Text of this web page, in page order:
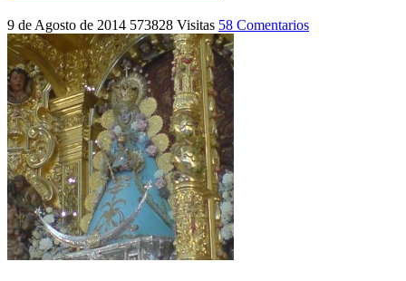
9 de Agosto de 2014 573828 Visitas 58 Comentarios